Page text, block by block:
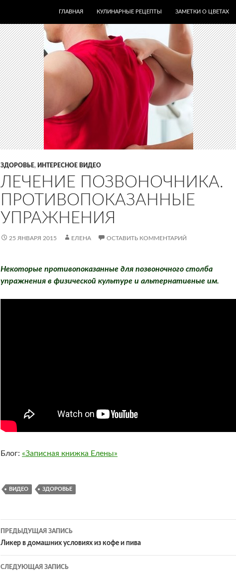
ГЛАВНАЯ
КУЛИНАРНЫЕ РЕЦЕПТЫ ЗАМЕТКИ О ЦВЕТАХ
ЗДОРОВЬЕ, ИНТЕРЕСНОЕ ВИДЕО
ЛЕЧЕНИЕ ПОЗВОНОЧНИКА.
ПРОТИВОПОКАЗАННЫЕ
УПРАЖНЕНИЯ
25 ЯНВАРЯ 2015 ЕЛЕНА ОСТАВИТЬ КОММЕНТАРИЙ
Некоторые противопоказанные для позвоночного столба
упражнения в физической культуре и альтернативные им.
Блог: «Записная книжка Елены»
ВИДЕО ЗДОРОВЬЕ
Навигация
по
записям
ПРЕДЫДУЩАЯ ЗАПИСЬ
Ликер в домашних условиях из кофе и пива
СЛЕДУЮЩАЯ ЗАПИСЬ